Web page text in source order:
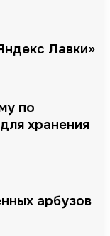
Лавки»
по
хранения
арбузов